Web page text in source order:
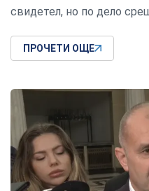
свидетел, но по дело
ПРОЧЕТИ ОЩЕ